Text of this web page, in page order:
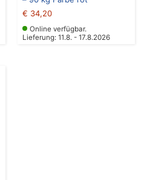
€ 34,20
Online verfügbar.
Lieferung: 11.8. - 17.8.2026